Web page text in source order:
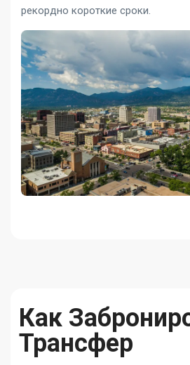
рекордно короткие сроки.
Как
Трансфер